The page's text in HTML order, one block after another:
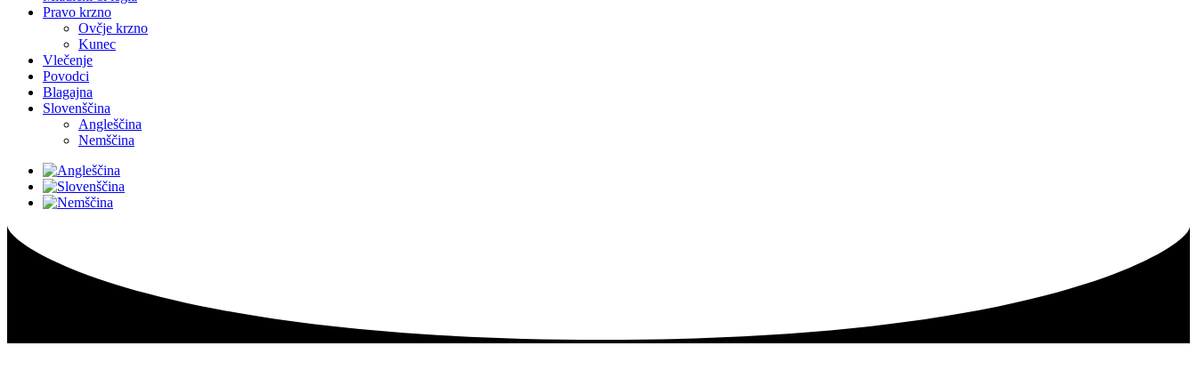
Pravo krzno
Ovčje krzno
Kunec
Vlečenje
Povodci
Blagajna
Slovenščina
Angleščina
Nemščina